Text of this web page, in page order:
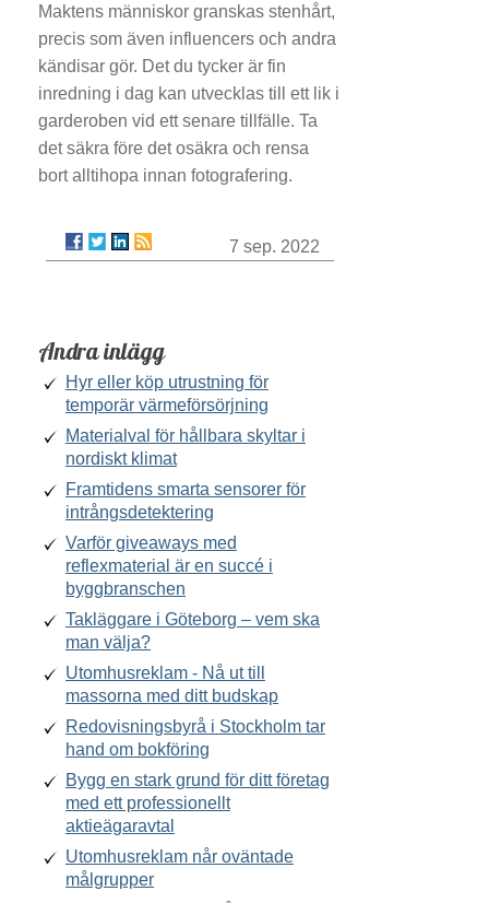
Maktens människor granskas stenhårt,
precis som även influencers och andra
kändisar gör. Det du tycker är fin
inredning i dag kan utvecklas till ett lik i
garderoben vid ett senare tillfälle. Ta
det säkra före det osäkra och rensa
bort alltihopa innan fotografering.
7 sep. 2022
Andra inlägg
Hyr eller köp utrustning för
temporär värmeförsörjning
Materialval för hållbara skyltar i
nordiskt klimat
Framtidens smarta sensorer för
intrångsdetektering
Varför giveaways med
reflexmaterial är en succé i
byggbranschen
Takläggare i Göteborg – vem ska
man välja?
Utomhusreklam - Nå ut till
massorna med ditt budskap
Redovisningsbyrå i Stockholm tar
hand om bokföring
Bygg en stark grund för ditt företag
med ett professionellt
aktieägaravtal
Utomhusreklam når oväntade
målgrupper